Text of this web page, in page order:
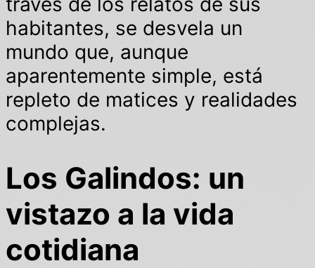
habitantes, se desvela un
mundo que, aunque
aparentemente simple, está
repleto de matices y realidades
complejas.
Los Galindos: un
vistazo a la vida
cotidiana